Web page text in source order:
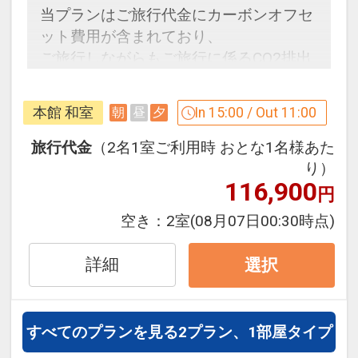
て、パティシエ手作りの焼き菓子・カフ
ェの無料サービスがございます。※滞在
中1回
※旅行代金に含まれます。
駐車場について
●駐車場は１泊無料でご利用いただけま
設定期間：2026年4月1日～2027年3月
31日
インターネットコース番号：DP-1-
17311376
当プランはご旅行代金にカーボンオフセ
ット費用が含まれており、
ご旅行しながらもご旅行に係るCO2排出
す。
持続可能なecoな旅をしてみませんか？
本館 和室 朝 昼 夕 In 15:00 / Out 11:00
旅行代金 （2名1室ご利用時 おとな1名様あた
り）
116,900円
空き： 2室(08月07日00:30時点)
詳細 選択
すべてのプランを見る2プラン、1部屋タイプ